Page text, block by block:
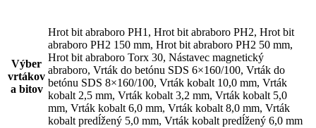
Výber
vrtákov
a bitov
Hrot bit abraboro PH1, Hrot bit abraboro PH2, Hrot bit
abraboro PH2 150 mm, Hrot bit abraboro PH2 50 mm,
Hrot bit abraboro Torx 30, Nástavec magnetický
abraboro, Vrták do betónu SDS 6×160/100, Vrták do
betónu SDS 8×160/100, Vrták kobalt 10,0 mm, Vrták
kobalt 2,5 mm, Vrták kobalt 3,2 mm, Vrták kobalt 5,0
mm, Vrták kobalt 6,0 mm, Vrták kobalt 8,0 mm, Vrták
kobalt predĺžený 5,0 mm, Vrták kobalt predĺžený 6,0 mm